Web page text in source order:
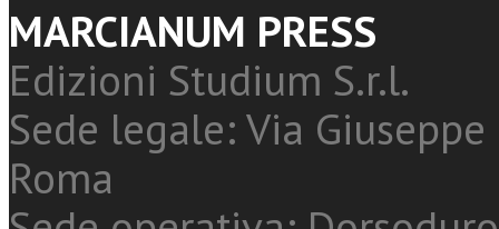
MARCIANUM PRESS
Edizioni Studium S.r.l.
Sede legale: Via
Roma